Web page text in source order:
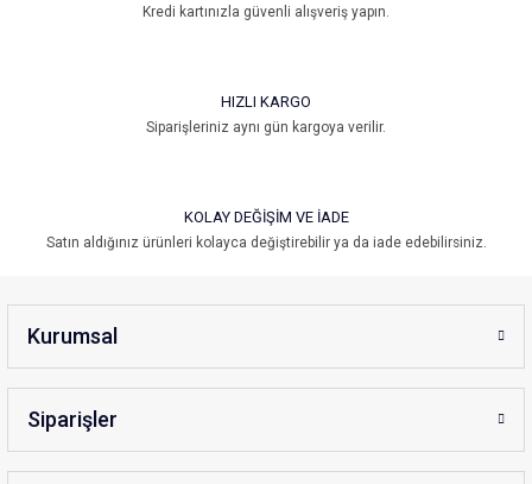
Kredi kartınızla güvenli alışveriş yapın.
HIZLI KARGO
Siparişleriniz aynı gün kargoya verilir.
KOLAY DEĞİŞİM VE İADE
Satın aldığınız ürünleri kolayca değiştirebilir ya da iade edebilirsiniz.
Kurumsal
Siparişler